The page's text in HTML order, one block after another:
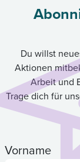
Du willst
Aktionen
Arbeit und
Trage dich für
Vorname